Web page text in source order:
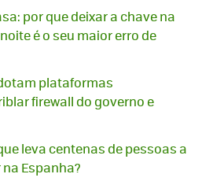
por que deixar a chave na
é o seu maior erro de
plataformas
firewall do governo e
leva centenas de pessoas a
Espanha?